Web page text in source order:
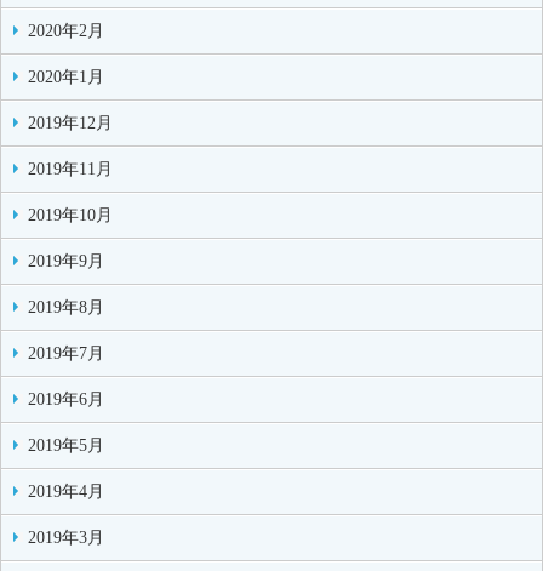
2020年2月
2020年1月
2019年12月
2019年11月
2019年10月
2019年9月
2019年8月
2019年7月
2019年6月
2019年5月
2019年4月
2019年3月